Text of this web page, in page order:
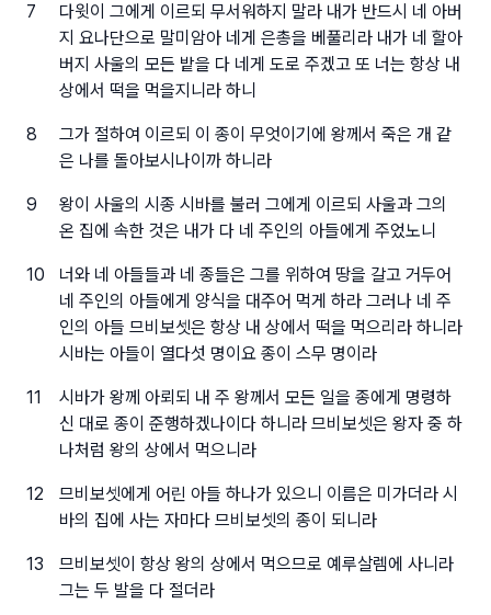
7
다윗이 그에게 이르되 무서워하지 말라 내가 반드시 네 아버
지 요나단으로 말미암아 네게 은총을 베풀리라 내가 네 할아
버지 사울의 모든 밭을 다 네게 도로 주겠고 또 너는 항상 내
상에서 떡을 먹을지니라 하니
8
그가 절하여 이르되 이 종이 무엇이기에 왕께서 죽은 개 같
은 나를 돌아보시나이까 하니라
9
왕이 사울의 시종 시바를 불러 그에게 이르되 사울과 그의
온 집에 속한 것은 내가 다 네 주인의 아들에게 주었노니
10
너와 네 아들들과 네 종들은 그를 위하여 땅을 갈고 거두어
네 주인의 아들에게 양식을 대주어 먹게 하라 그러나 네 주
인의 아들 므비보셋은 항상 내 상에서 떡을 먹으리라 하니라
시바는 아들이 열다섯 명이요 종이 스무 명이라
11
시바가 왕께 아뢰되 내 주 왕께서 모든 일을 종에게 명령하
신 대로 종이 준행하겠나이다 하니라 므비보셋은 왕자 중 하
나처럼 왕의 상에서 먹으니라
12
므비보셋에게 어린 아들 하나가 있으니 이름은 미가더라 시
바의 집에 사는 자마다 므비보셋의 종이 되니라
13
므비보셋이 항상 왕의 상에서 먹으므로 예루살렘에 사니라
그는 두 발을 다 절더라